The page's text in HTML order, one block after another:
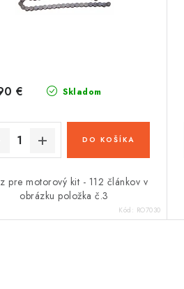
Skladom
€
DO KOŠÍKA
pre motorový kit - 112 článkov v
obrázku položka č.3
Kód: RO7030